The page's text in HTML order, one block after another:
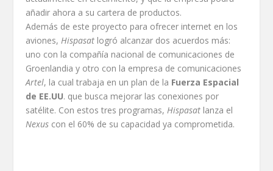
añadir ahora a su cartera de productos.
Además de este proyecto para ofrecer internet en los
aviones, Hispasat logró alcanzar dos acuerdos más:
uno con la compañía nacional de comunicaciones de
Groenlandia y otro con la empresa de comunicaciones
Artel, la cual trabaja en un plan de la Fuerza Espacial
de EE.UU. que busca mejorar las conexiones por
satélite. Con estos tres programas, Hispasat lanza el
Nexus con el 60% de su capacidad ya comprometida.